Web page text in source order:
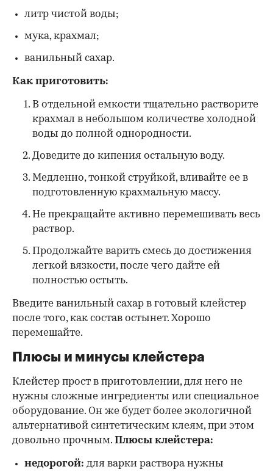
литр чистой воды;
мука, крахмал;
ванильный сахар.
Как приготовить:
В отдельной емкости тщательно растворите
крахмал в небольшом количестве холодной
воды до полной однородности.
Доведите до кипения остальную воду.
Медленно, тонкой струйкой, вливайте ее в
подготовленную крахмальную массу.
Не прекращайте активно перемешивать весь
раствор.
Продолжайте варить смесь до достижения
легкой вязкости, после чего дайте ей
полностью остыть.
Введите ванильный сахар в готовый клейстер
после того, как состав остынет. Хорошо
перемешайте.
Плюсы и минусы клейстера
Клейстер прост в приготовлении, для него не
нужны сложные ингредиенты или специальное
оборудование. Он же будет более экологичной
альтернативой синтетическим клеям, при этом
довольно прочным. Плюсы клейстера:
недорогой: для варки раствора нужны